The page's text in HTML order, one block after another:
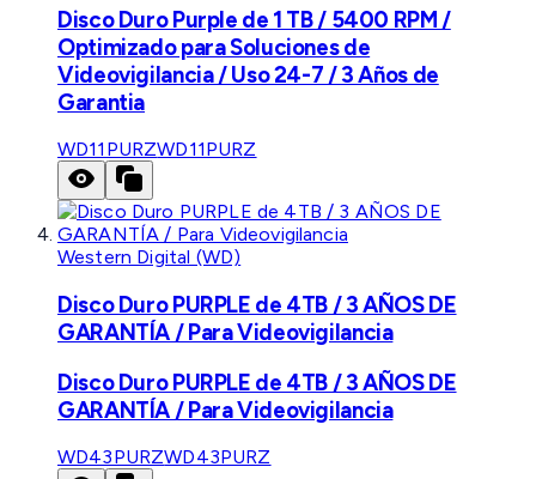
Disco Duro Purple de 1 TB / 5400 RPM /
Optimizado para Soluciones de
Videovigilancia / Uso 24-7 / 3 Años de
Garantia
WD11PURZWD11PURZ
Western Digital (WD)
Disco Duro PURPLE de 4TB / 3 AÑOS DE
GARANTÍA / Para Videovigilancia
Disco Duro PURPLE de 4TB / 3 AÑOS DE
GARANTÍA / Para Videovigilancia
WD43PURZWD43PURZ